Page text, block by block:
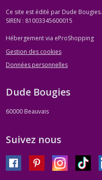
Ce site est édité par Dude Bougies.
SIREN : 81003345600015
Hébergement via eProShopping
Gestion des cookies
Données personnelles
Dude Bougies
60000 Beauvais
Suivez nous